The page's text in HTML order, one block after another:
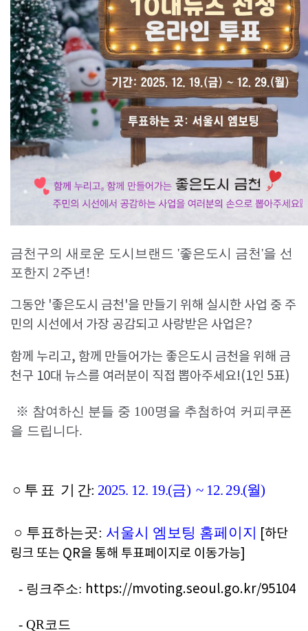
금천구의 새로운 도시브랜드 '좋은도시 금천'을 선
포한지 2주년!
그동안 '좋은도시 금천'을 만들기 위해 실시한 사업 중 주
민의 시선에서 가장 공감되고 사랑받은 사업은?
함께 누리고, 함께 만들어가는 좋은도시 금천을 위해 금
천구 10대 뉴스를 여러분이 직접 뽑아주세요!(1인 5표)
※ 참여하신 분들 중 100명을 추첨하여 커피쿠폰
을 드립니다.
○ 투 표  기 간: 2025. 12. 19.(금)  ~ 12. 29.(월)
○ 투표하는곳: 서울시 엠보팅 홈페이지 [하단
링크 또는 QR을 통해 투표페이지로 이동가능]
- 링크주소: https://mvoting.seoul.go.kr/95104
- QR코드